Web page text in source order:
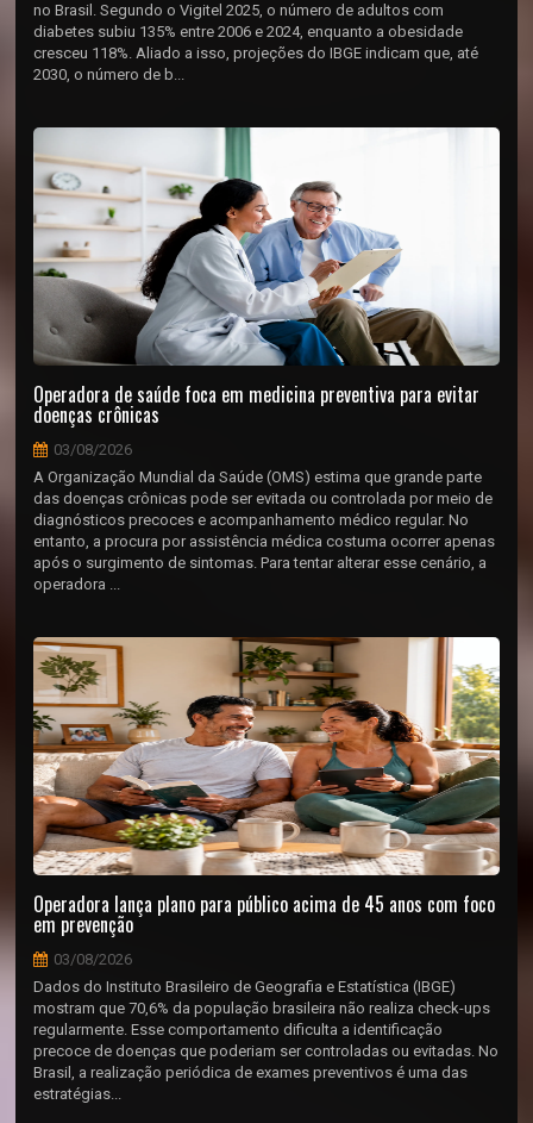
no Brasil. Segundo o Vigitel 2025, o número de adultos com
diabetes subiu 135% entre 2006 e 2024, enquanto a obesidade
cresceu 118%. Aliado a isso, projeções do IBGE indicam que, até
2030, o número de b...
Operadora de saúde foca em medicina preventiva para evitar
doenças crônicas
03/08/2026
A Organização Mundial da Saúde (OMS) estima que grande parte
das doenças crônicas pode ser evitada ou controlada por meio de
diagnósticos precoces e acompanhamento médico regular. No
entanto, a procura por assistência médica costuma ocorrer apenas
após o surgimento de sintomas. Para tentar alterar esse cenário, a
operadora ...
Operadora lança plano para público acima de 45 anos com foco
em prevenção
03/08/2026
Dados do Instituto Brasileiro de Geografia e Estatística (IBGE)
mostram que 70,6% da população brasileira não realiza check-ups
regularmente. Esse comportamento dificulta a identificação
precoce de doenças que poderiam ser controladas ou evitadas. No
Brasil, a realização periódica de exames preventivos é uma das
estratégias...